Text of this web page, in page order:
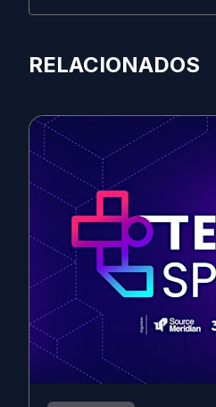
RELACIONADOS